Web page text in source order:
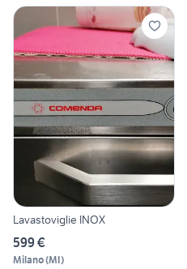
Lavastoviglie INOX
599 €
Milano(MI)